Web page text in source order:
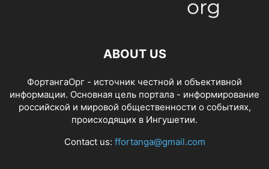
ABOUT US
ФортангаОрг - источник честной и объективной
информации. Основная цель портала - информирование
российской и мировой общественности о событиях,
происходящих в Ингушетии.
Contact us: ffortanga@gmail.com